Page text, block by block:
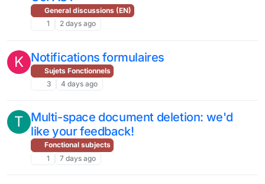
General discussions (EN)
1
2 days ago
K Notifications formulaires
Sujets Fonctionnels
3
4 days ago
T Multi-space document deletion: we'd
like your feedback!
Fonctional subjects
1
7 days ago